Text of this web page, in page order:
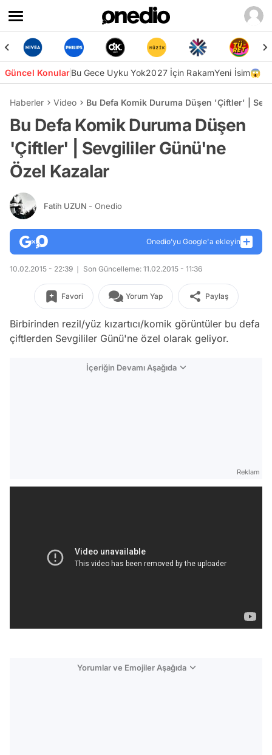
Güncel KonularBu Gece Uyku Yok2027 İçin RakamYeni İsim😱
Haberler Video Bu Defa Komik Duruma Düşen 'Çiftler' |
Bu Defa Komik Duruma Düşen
'Çiftler' | Sevgililer Günü'ne
Özel Kazalar
Fatih UZUN - Onedio
Onedio’yu Google'a ekleyin
10.02.2015 - 22:39 Son Güncelleme: 11.02.2015 - 11:36
Favori Yorum Yap Paylaş
Birbirinden rezil/yüz kızartıcı/komik görüntüler bu defa
çiftlerden Sevgililer Günü'ne özel olarak geliyor.
İçeriğin Devamı Aşağıda
Reklam
Yorumlar ve Emojiler Aşağıda